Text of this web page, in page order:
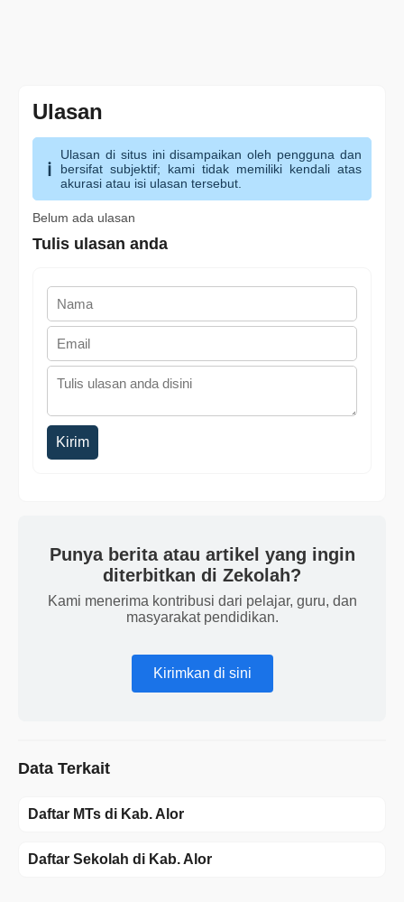
Ulasan
Ulasan di situs ini disampaikan oleh pengguna dan
bersifat subjektif; kami tidak memiliki kendali atas
akurasi atau isi ulasan tersebut.
Belum ada ulasan
Tulis ulasan anda
Kirim
Punya berita atau artikel yang ingin
diterbitkan di Zekolah?
Kami menerima kontribusi dari pelajar, guru, dan
masyarakat pendidikan.
Kirimkan di sini
Data Terkait
Daftar MTs di Kab. Alor
Daftar Sekolah di Kab. Alor